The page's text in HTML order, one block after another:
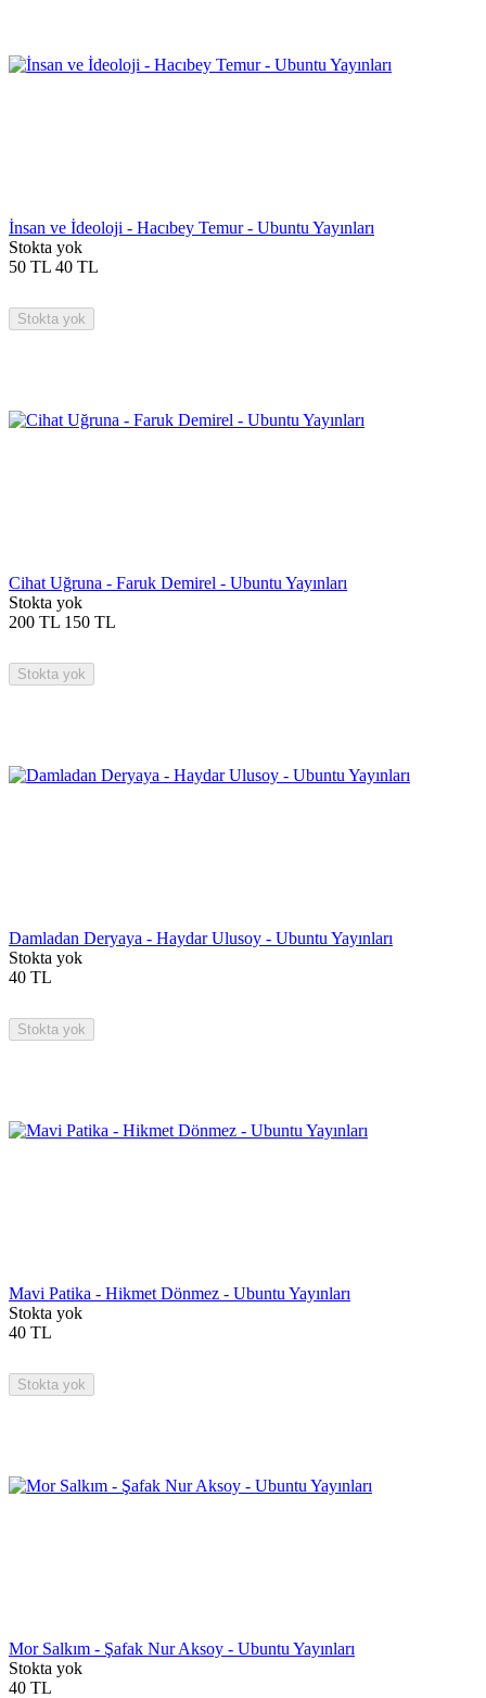
İnsan ve İdeoloji - Hacıbey Temur - Ubuntu Yayınları
Stokta yok
50 TL 40 TL
Stokta yok
Cihat Uğruna - Faruk Demirel - Ubuntu Yayınları
Stokta yok
200 TL 150 TL
Stokta yok
Damladan Deryaya - Haydar Ulusoy - Ubuntu Yayınları
Stokta yok
40 TL
Stokta yok
Mavi Patika - Hikmet Dönmez - Ubuntu Yayınları
Stokta yok
40 TL
Stokta yok
Mor Salkım - Şafak Nur Aksoy - Ubuntu Yayınları
Stokta yok
40 TL